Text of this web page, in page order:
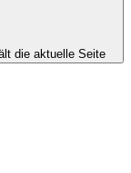
die aktuelle Seite